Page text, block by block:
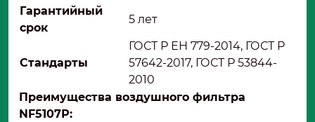
Гарантийный
срок
5 лет
Стандарты
ГОСТ Р ЕН 779-2014, ГОСТ Р
57642-2017, ГОСТ Р 53844-
2010
Преимущества воздушного фильтра
NF5107Р: